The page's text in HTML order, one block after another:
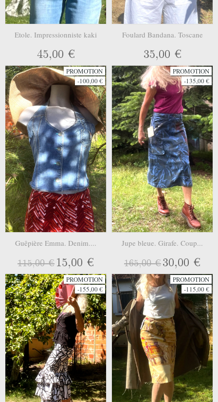
Etole. Impressionniste kaki
45,00 €
Foulard Bandana. Toscane
35,00 €
PROMOTION
-100,00 €
Guêpière Emma. Denim....
115,00 € 15,00 €
PROMOTION
-135,00 €
Jupe bleue. Girafe. Coup...
165,00 €30,00 €
PROMOTION
-155,00 €
PROMOTION
-115,00 €